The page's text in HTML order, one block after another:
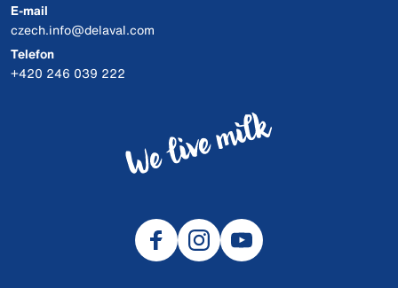
E-mail
czech.info@delaval.com
Telefon
+420 246 039 222